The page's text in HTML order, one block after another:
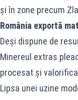
și în zone precum
România exportă
Deși dispune de
Minereul extras
procesat și
Lipsa unei uzine